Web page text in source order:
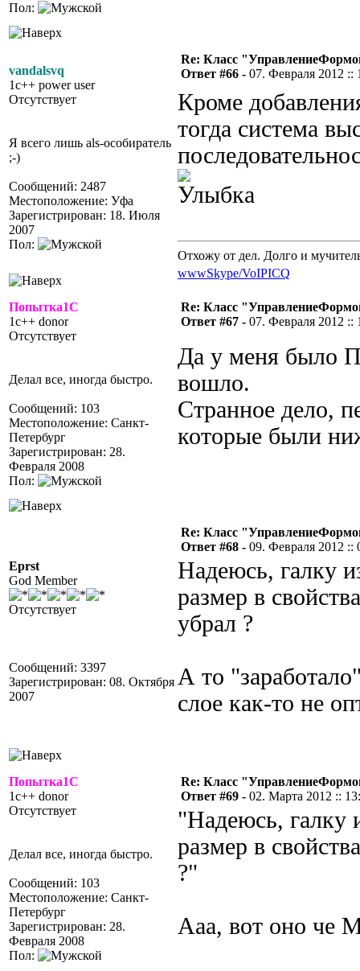
Пол:
vandalsvq
1c++ power user
Отсутствует
Я всего лишь als-особиратель
;-)
Сообщений: 2487
Местоположение: Уфа
Зарегистрирован: 18. Июля
2007
Пол:
Re: Класс
Ответ #66 - 07. Февраля 2012 ::
Кроме
тогда система
Отхожу от дел. Долго и
wwwSkype/VoIPICQ
Попытка1С
1c++ donor
Отсутствует
Делал все, иногда быстро.
Сообщений: 103
Местоположение: Санкт-
Петербург
Зарегистрирован: 28.
Февраля 2008
Пол:
Re: Класс
Ответ #67 - 07. Февраля 2012 ::
Да у меня было
вошло.
Странное дело,
которые были
Eprst
God Member
Отсутствует
Сообщений: 3397
Зарегистрирован: 08. Октября
2007
Re: Класс
Ответ #68 - 09. Февраля 2012 ::
Надеюсь, галку
размер в
убрал ?
А то
слое как-то не
Попытка1С
1c++ donor
Отсутствует
Делал все, иногда быстро.
Сообщений: 103
Местоположение: Санкт-
Петербург
Зарегистрирован: 28.
Февраля 2008
Пол:
Re: Класс
Ответ #69 - 02. Марта 2012 ::
"Надеюсь, галку
размер в
?"
Ааа, вот оно че